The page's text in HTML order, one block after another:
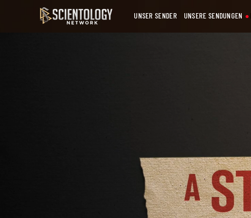
UNSER SENDER UNSERE SENDUNGEN